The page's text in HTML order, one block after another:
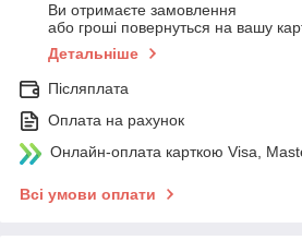
Ви отримаєте замовлення
або гроші повернуться на вашу
Детальніше
Післяплата
Оплата на рахунок
Онлайн-оплата карткою Visa,
Всі умови оплати